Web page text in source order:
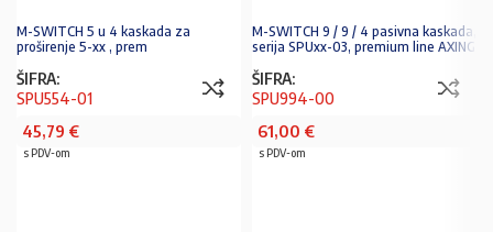
M-SWITCH 5 u 4 kaskada za
proširenje 5-xx , prem
ŠIFRA:
SPU554-01
45,79 €
s PDV-om
M-SWITCH 9 / 9 / 4 pasivna kaskada,
serija SPUxx-03, premium line AXING
ŠIFRA:
SPU994-00
61,00 €
s PDV-om